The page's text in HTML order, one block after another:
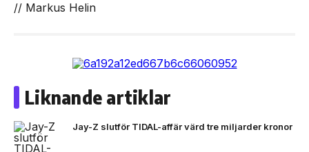
// Markus Helin
Liknande artiklar
Jay-Z slutför TIDAL-affär värd tre miljarder kronor